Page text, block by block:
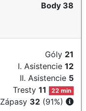
Body 38
Góly 21
I. Asistencie 12
II. Asistencie 5
Tresty11 22 min
Zápasy 32 (91%)